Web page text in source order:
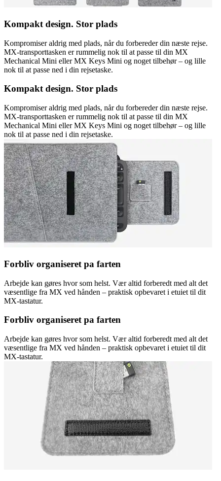
Kompakt design. Stor plads
Kompromiser aldrig med plads, når du forbereder din næste rejse.
MX-transporttasken er rummelig nok til at passe til din MX
Mechanical Mini eller MX Keys Mini og noget tilbehør – og lille
nok til at passe ned i din rejsetaske.
Kompakt design. Stor plads
Kompromiser aldrig med plads, når du forbereder din næste rejse.
MX-transporttasken er rummelig nok til at passe til din MX
Mechanical Mini eller MX Keys Mini og noget tilbehør – og lille
nok til at passe ned i din rejsetaske.
Forbliv organiseret pa farten
Arbejde kan gøres hvor som helst. Vær altid forberedt med alt det
væsentlige fra MX ved hånden – praktisk opbevaret i etuiet til dit
MX-tastatur.
Forbliv organiseret pa farten
Arbejde kan gøres hvor som helst. Vær altid forberedt med alt det
væsentlige fra MX ved hånden – praktisk opbevaret i etuiet til dit
MX-tastatur.